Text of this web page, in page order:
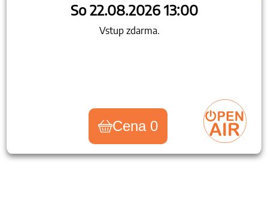
So 22.08.2026 13:00
Vstup zdarma.
Cena 0